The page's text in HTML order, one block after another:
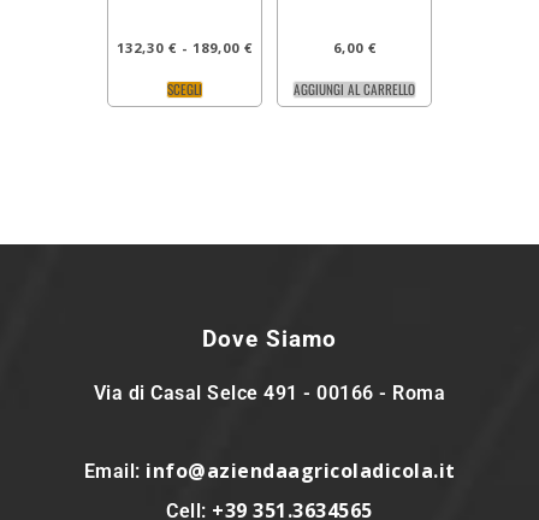
132,30 € - 189,00 €
SCEGLI
6,00 €
AGGIUNGI AL CARRELLO
Dove Siamo
Via di Casal Selce 491 - 00166 - Roma
Email: info@aziendaagricoladicola.it
Cell: +39 351.3634565